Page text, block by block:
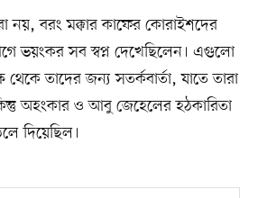
নয়, বরং মক্কার কাফের কোরাইশদের
ভয়ংকর সব স্বপ্ন দেখেছিলেন। এগুলো
তাদের জন্য সতর্কবার্তা, যাতে তারা
অহংকার ও আবু জেহেলের হঠকারিতা
দিয়েছিল।